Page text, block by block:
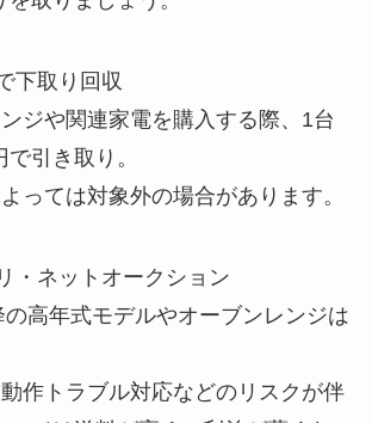
下取り回収
ジや関連家電を購入する際、1台
引き取り。
っては対象外の場合があります。
・ネットオークション
の高年式モデルやオーブンレンジは
作トラブル対応などのリスクが伴